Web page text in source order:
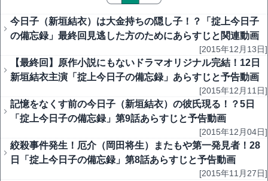
今日子（新垣結衣）は大金持ちの隠し子！？「掟上今日子
の備忘録」最終回見逃した方のためにあらすじと関連動画
[2015年12月13日]
【最終回】原作小説にもないドラマオリジナル完結！12日
新垣結衣主演「掟上今日子の備忘録」あらすじと予告動画
[2015年12月11日]
記憶をなくす前の今日子（新垣結衣）の彼氏現る！？5日
「掟上今日子の備忘録」第9話あらすじと予告動画
[2015年12月04日]
絞殺事件発生！厄介（岡田将生）またもや第一発見者！28
日「掟上今日子の備忘録」第8話あらすじと予告動画
[2015年11月27日]